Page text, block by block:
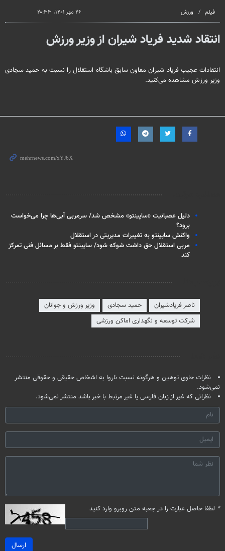
فیلم ورزش ۲۶ مهر ۱۴۰۱، ۲۰:۳۳
انتقاد شدید فریاد شیران از وزیر ورزش
انتقادات عجیب فریاد شیران معاون سابق باشگاه استقلال را نسبت به حمید سجادی
وزیر ورزش مشاهده می‌کنید.
دلیل عصبانیت «ساپینتو» مشخص شد/ سرمربی آبی‌ها چرا می‌خواست
برود؟
واکنش ساپینتو به تغییرات مدیریتی در استقلال
مربی استقلال حق داشت شوکه شود/ ساپینتو فقط بر مسائل فنی تمرکز
کند
ناصر فریادشیران حمید سجادی
وزیر ورزش و جوانان
شرکت توسعه و نگهداری اماکن ورزشی
نظرات حاوی توهین و هرگونه نسبت ناروا به اشخاص حقیقی و حقوقی منتشر
نمی‌شود.
نظراتی که غیر از زبان فارسی یا غیر مرتبط با خبر باشد منتشر نمی‌شود.
* لطفا حاصل عبارت را در جعبه متن روبرو وارد کنید
ارسال